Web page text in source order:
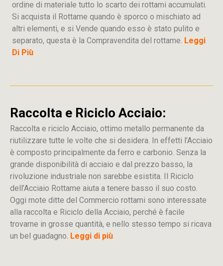
ordine di materiale tutto lo scarto dei rottami accumulati.
Si acquista il Rottame quando è sporco o mischiato ad
altri elementi, e si Vende quando esso è stato pulito e
separato, questa è la Compravendita del rottame. Leggi
Di Più
Raccolta e Riciclo Acciaio:
Raccolta e riciclo Acciaio, ottimo metallo permanente da
riutilizzare tutte le volte che si desidera. In effetti l’Acciaio
è composto principalmente da ferro e carbonio. Senza la
grande disponibilità di acciaio e dal prezzo basso, la
rivoluzione industriale non sarebbe esistita. Il Riciclo
dell’Acciaio Rottame aiuta a tenere basso il suo costo.
Oggi mote ditte del Commercio rottami sono interessate
alla raccolta e Riciclo della Acciaio, perché è facile
trovarne in grosse quantità, e nello stesso tempo si ricava
un bel guadagno. Leggi di più